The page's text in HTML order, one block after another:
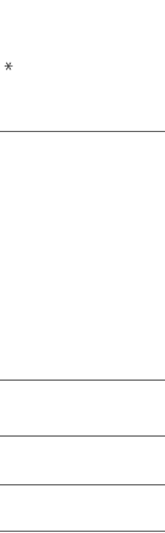
*